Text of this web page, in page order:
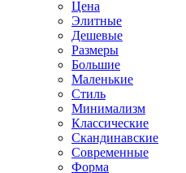
Цена
Элитные
Дешевые
Размеры
Большие
Маленькие
Стиль
Минимализм
Классические
Скандинавские
Современные
Форма